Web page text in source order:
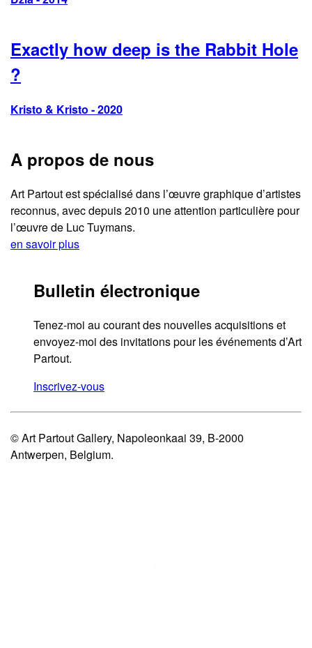
Exactly how deep is the Rabbit Hole
?
Kristo & Kristo - 2020
A propos de nous
Art Partout est spécialisé dans l’œuvre graphique d’artistes
reconnus, avec depuis 2010 une attention particulière pour
l’œuvre de Luc Tuymans.
en savoir plus
Bulletin électronique
Tenez-moi au courant des nouvelles acquisitions et
envoyez-moi des invitations pour les événements d’Art
Partout.
Inscrivez-vous
© Art Partout Gallery, Napoleonkaai 39, B-2000
Antwerpen, Belgium.